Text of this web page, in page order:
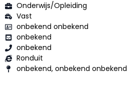
Onderwijs/Opleiding
Vast
onbekend onbekend
onbekend
onbekend
Ronduit
onbekend, onbekend onbekend